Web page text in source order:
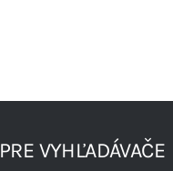
PRE VYHĽADÁVAČE